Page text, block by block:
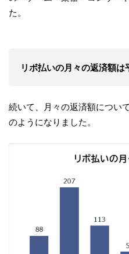
た。
リボ払いの月々の返済額は
続いて、月々の返済額につい
のようになりました。